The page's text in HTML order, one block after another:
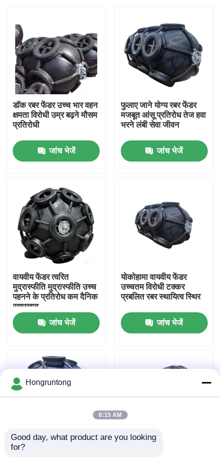
उत्पाद
वीडियो
हमारे बारे में
कारखाना भ्रमण
गुणवत्ता नियंत्रण
एक उद्धरण का अनुरोध करें
डॉक रबर फेंडर
डॉक रबर फेंडर उच्च भार वहन
क्षमता विरोधी उम्र बढ़ने मौसम
प्रतिरोधी
जांच भेजें
फुलाए जाने योग्य रबर फेंडर
मजबूत आंसू प्रतिरोध तेज हवा
भरने लंबी सेवा जीवन
जांच भेजें
वायवीय फेंडर त्वरित
मुद्रास्फीति मुद्रास्फीति उच्च
पहनने के प्रतिरोध कम दैनिक
रखरखाव
जांच भेजें
योकोहामा वायवीय फेंडर
उच्चतम विरोधी टक्कर
प्रबलित रबर स्थायित्व स्थिर
जांच भेजें
फुलाए जाने योग्य रबर फेंडर
Hongruntong
6:15 AM
Good day, what product are you looking
for?